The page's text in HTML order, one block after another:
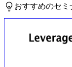
おすすめのセミ